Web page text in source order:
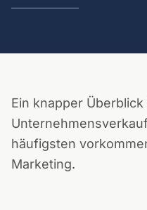
Ein knapper
häufigsten
Marketing.